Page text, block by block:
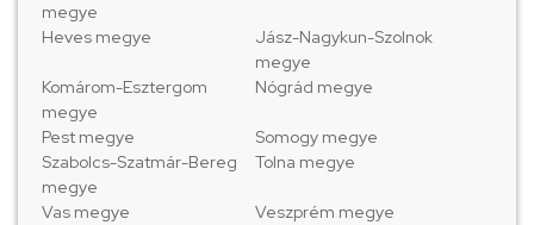
megye
Heves megye
Jász-Nagykun-Szolnok
megye
Komárom-Esztergom
megye
Nógrád megye
Pest megye
Somogy megye
Szabolcs-Szatmár-Bereg
megye
Tolna megye
Vas megye
Veszprém megye